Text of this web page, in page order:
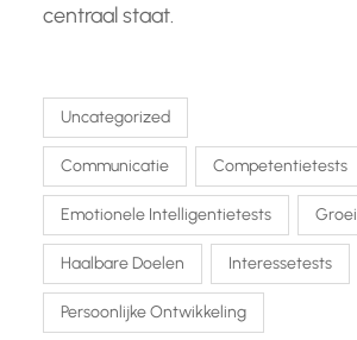
centraal staat.
Uncategorized
Communicatie Competentietests
Emotionele Intelligentietests Groei
Haalbare Doelen Interessetests
Persoonlijke Ontwikkeling